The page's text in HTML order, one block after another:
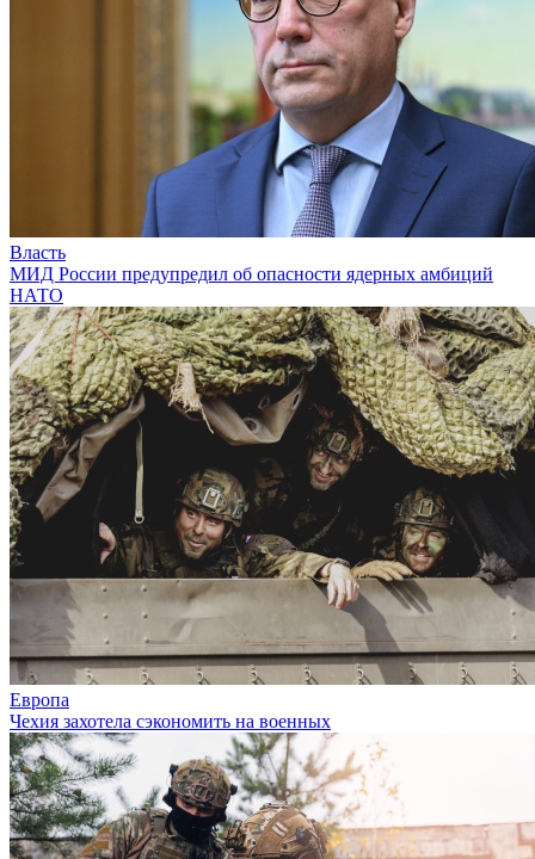
Власть
МИД России предупредил об опасности ядерных амбиций
НАТО
Европа
Чехия захотела сэкономить на военных